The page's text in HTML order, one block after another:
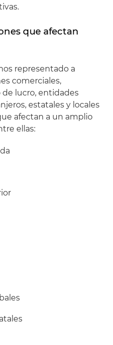
que afectan
representado a
comerciales,
lucro, entidades
estatales y locales
afectan a un amplio
ellas: